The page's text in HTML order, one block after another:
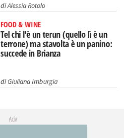
diAlessia Rotolo
FOOD & WINE
Tel chi l'è un terun (quello lì è un
terrone) ma stavolta è un panino:
succede in Brianza
diGiuliana Imburgia
Adv